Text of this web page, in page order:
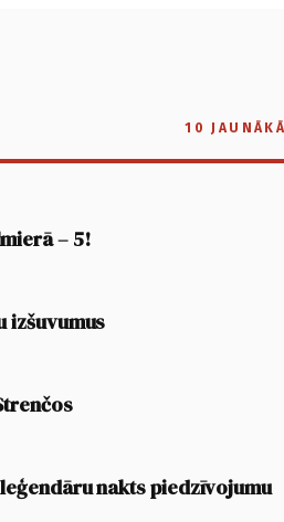
10
– 5!
izšuvumus
nakts piedzīvojumu